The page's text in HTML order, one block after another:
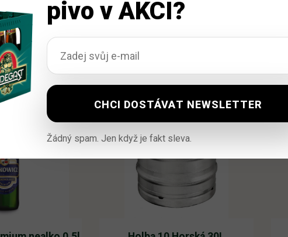
pivo v AKCI?
Žádný spam. Jen když je fakt sleva.